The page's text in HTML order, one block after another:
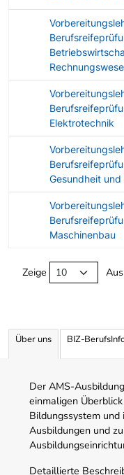
Elektrotechnik
Gesundheit und
Maschinenbau
Zeige
Über uns BIZ-
Der AMS-
einmaligen
Bildungssystem
Ausbildungen und
Detaillierte